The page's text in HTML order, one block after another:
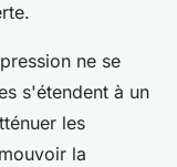
ne se
s'étendent à un
les
la